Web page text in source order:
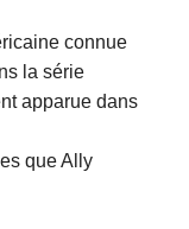
connue
la série
apparue dans
que Ally